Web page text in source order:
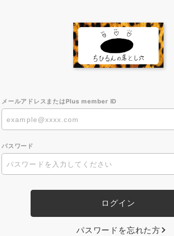
メールアドレスまたはPlus member ID
パスワード
パスワードを忘れた方